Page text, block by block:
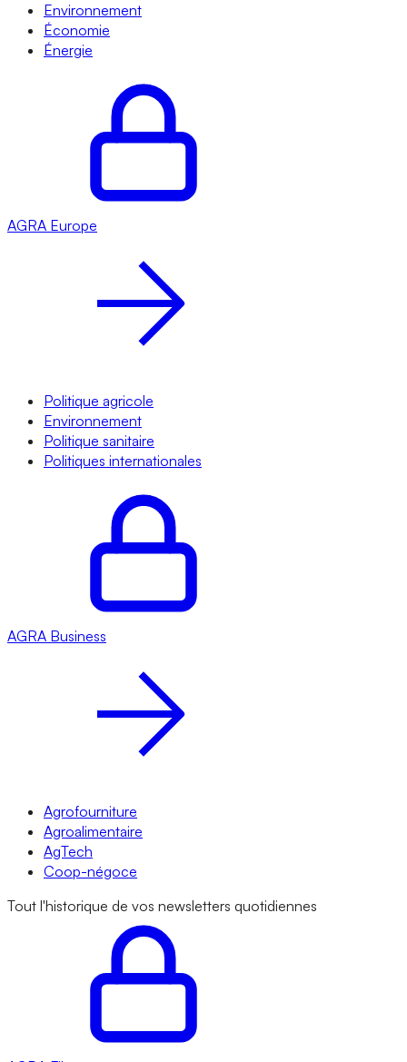
Environnement
Économie
Énergie
AGRA Europe
Politique agricole
Environnement
Politique sanitaire
Politiques internationales
AGRA Business
Agrofourniture
Agroalimentaire
AgTech
Coop-négoce
Tout l'historique de vos newsletters quotidiennes